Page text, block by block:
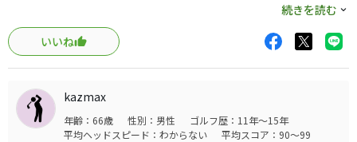
続きを読む
いいね
kazmax
年齢：66歳 性別：男性
ゴルフ歴：11年～15年
平均ヘッドスピード：わからない
平均スコア：90～99